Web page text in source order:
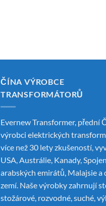
ČÍNA VÝROBCE
TRANSFORMÁTORŮ
Evernew Transformer, přední
výrobci elektrických
více než 30 lety zkušeností,
USA, Austrálie, Kanady,
arabských emirátů, Malajsie a
zemí. Naše výrobky zahrnují
stožárové, rozvodné, suché,